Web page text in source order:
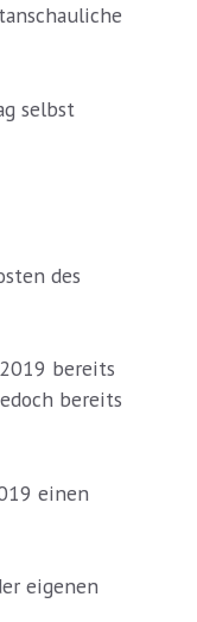
selbst
des
bereits
bereits
einen
eigenen